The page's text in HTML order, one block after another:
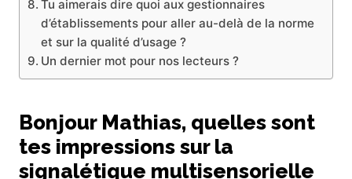
Tu aimerais dire quoi aux gestionnaires
d’établissements pour aller au-delà de la norme
et sur la qualité d’usage ?
Un dernier mot pour nos lecteurs ?
Bonjour Mathias, quelles sont
tes impressions sur la
signalétique multisensorielle